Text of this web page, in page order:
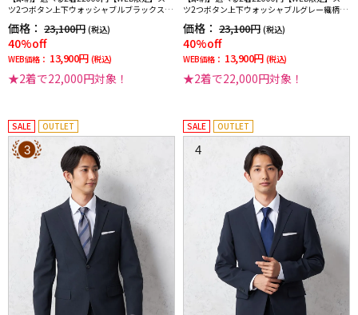
ツ2つボタン上下ウォッシャブルブラックスト
価格： 23,100円 (税込)
40%off
WEB価格： 13,900円 (税込)
★2着で22,000円対象！
ツ2つボタン上下ウォッシャブルグレー織柄無
価格： 23,100円 (税込)
40%off
WEB価格： 13,900円 (税込)
★2着で22,000円対象！
SALE OUTLET
3
SALE OUTLET
4